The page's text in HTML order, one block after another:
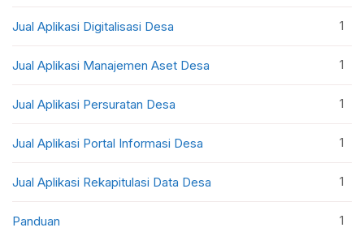
Jual Aplikasi Digitalisasi Desa 1
Jual Aplikasi Manajemen Aset Desa 1
Jual Aplikasi Persuratan Desa 1
Jual Aplikasi Portal Informasi Desa 1
Jual Aplikasi Rekapitulasi Data Desa 1
Panduan 1